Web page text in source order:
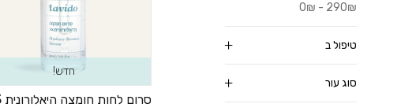
0₪ - 290₪
טיפול ב
סוג עור
חדש!
סרום לחות חומצה היאלורונית X3